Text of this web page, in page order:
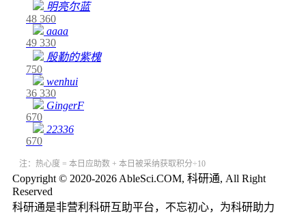
明亮尔蓝
48 360
aaaa
49 330
殷勤的紫槐
750
wenhui
36 330
GingerF
670
22336
670
注：热心度 = 本日应助数 + 本日被采纳获取积分÷10
Copyright © 2020-2026 AbleSci.COM, 科研通, All Right
Reserved
科研通是非营利科研互助平台，不忘初心，为科研助力